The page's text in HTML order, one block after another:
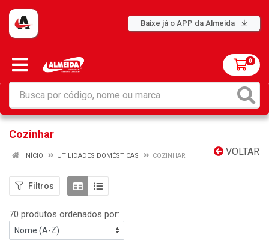
Baixe já o APP da Almeida
0
Cozinhar
VOLTAR
INÍCIO UTILIDADES DOMÉSTICAS COZINHAR
Filtros
70 produtos ordenados por: